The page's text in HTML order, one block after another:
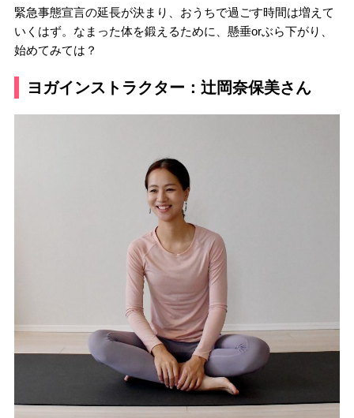
緊急事態宣言の延長が決まり、おうちで過ごす時間は増えて
いくはず。なまった体を鍛えるために、懸垂orぶら下がり、
始めてみては？
ヨガインストラクター：辻岡奈保美さん